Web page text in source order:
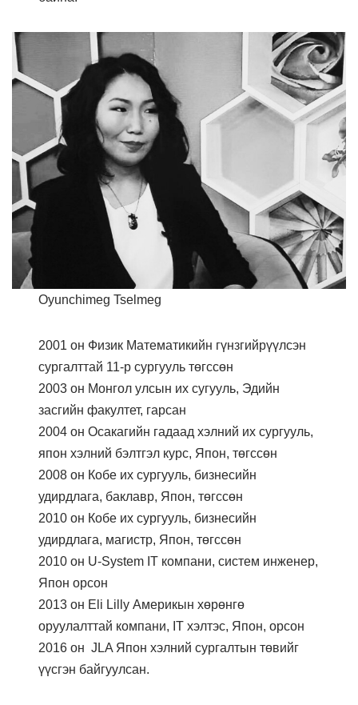
Oyunchimeg Tselmeg
2001 он Физик Математикийн гүнзгийрүүлсэн
сургалттай 11-р сургууль төгссөн
2003 он Монгол улсын их сугууль, Эдийн
засгийн факултет, гарсан
2004 он Осакагийн гадаад хэлний их сургууль,
япон хэлний бэлтгэл курс, Япон, төгссөн
2008 он Кобе их сургууль, бизнесийн
удирдлага, баклавр, Япон, төгссөн
2010 он Кобе их сургууль, бизнесийн
удирдлага, магистр, Япон, төгссөн
2010 он U-System IT компани, систем инженер,
Япон орсон
2013 он Eli Lilly Америкын хөрөнгө
оруулалттай компани, IT хэлтэс, Япон, орсон
2016 он JLA Япон хэлний сургалтын төвийг
үүсгэн байгуулсан.